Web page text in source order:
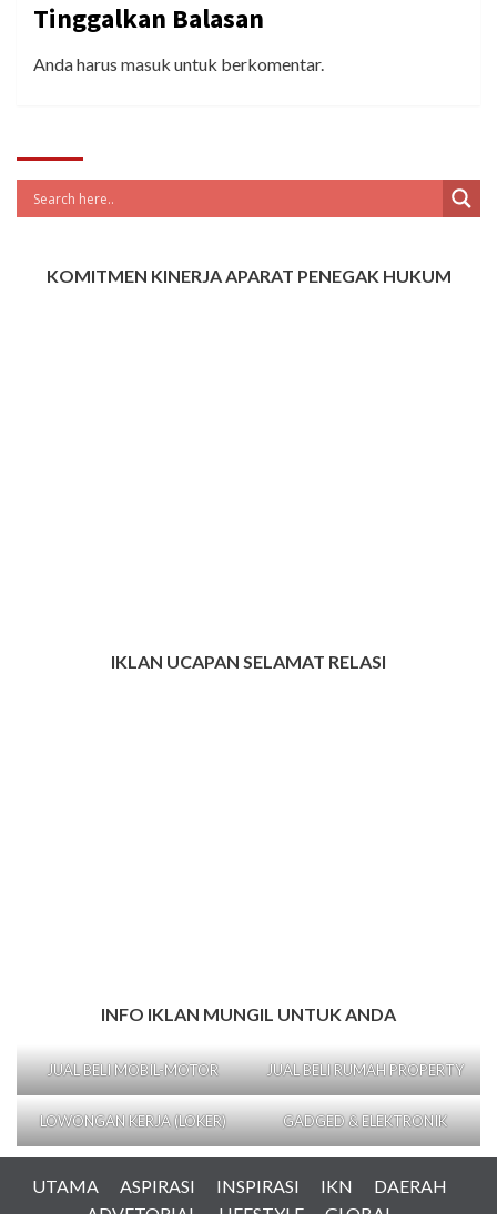
Tinggalkan Balasan
Anda harus masuk untuk berkomentar.
KOMITMEN KINERJA APARAT PENEGAK HUKUM
IKLAN UCAPAN SELAMAT RELASI
INFO IKLAN MUNGIL UNTUK ANDA
JUAL BELI MOBIL-MOTOR JUAL BELI RUMAH PROPERTY
LOWONGAN KERJA (LOKER) GADGED & ELEKTRONIK
UTAMA ASPIRASI INSPIRASI IKN
DAERAH